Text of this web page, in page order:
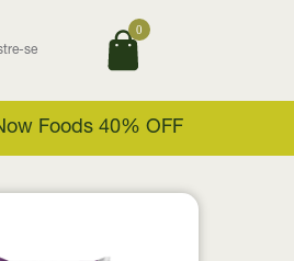
se
0
Foods 40% OFF